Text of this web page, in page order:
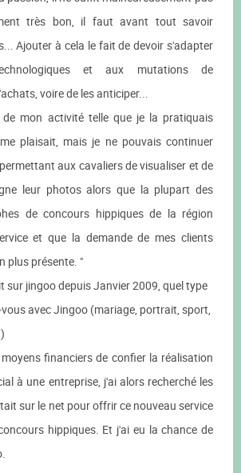
très bon, il faut avant tout savoir
Ajouter à cela le fait de devoir s'adapter
et aux mutations de
voire de les anticiper...
mon activité telle que je la pratiquais
plaisait, mais je ne pouvais continuer
aux cavaliers de visualiser et de
leur photos alors que la plupart des
de concours hippiques de la région
et que la demande de mes clients
plus présente. "
sur jingoo depuis Janvier 2009, quel type
avec Jingoo (mariage, portrait, sport,
financiers de confier la réalisation
à une entreprise, j'ai alors recherché les
sur le net pour offrir ce nouveau service
hippiques. Et j'ai eu la chance de